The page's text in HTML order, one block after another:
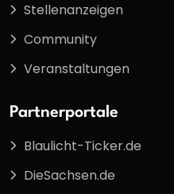
Stellenanzeigen
Community
Veranstaltungen
Partnerportale
Blaulicht-Ticker.de
DieSachsen.de